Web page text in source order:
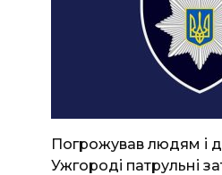
Погрожував людям і
Ужгороді патрульні